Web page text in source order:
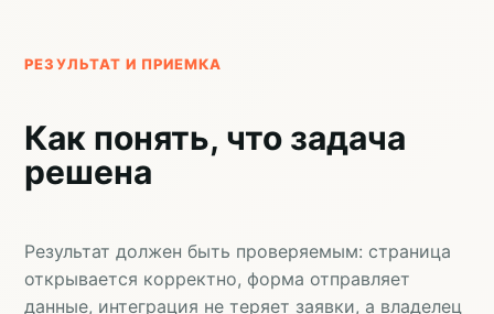
РЕЗУЛЬТАТ И ПРИЕМКА
Как понять, что задача
решена
Результат должен быть проверяемым: страница
открывается корректно, форма отправляет
данные, интеграция не теряет заявки, а владелец